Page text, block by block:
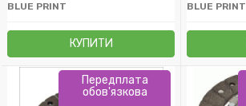
BLUE PRINT
КУПИТИ
BLUE PRINT
Передплата
обов'язкова